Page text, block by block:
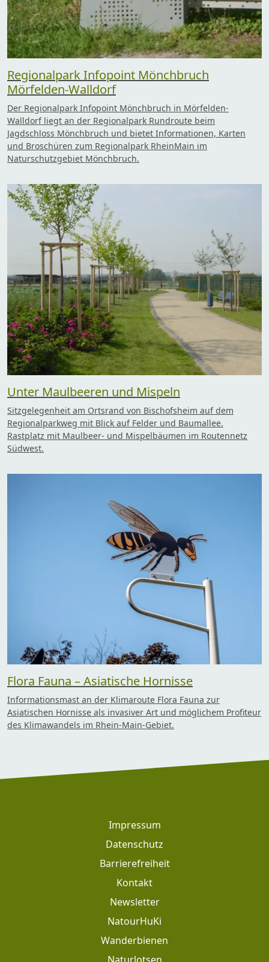
Regionalpark Infopoint Mönchbruch
Mörfelden-Walldorf
Der Regionalpark Infopoint Mönchbruch in Mörfelden-
Walldorf liegt an der Regionalpark Rundroute beim
Jagdschloss Mönchbruch und bietet Informationen, Karten
und Broschüren zum Regionalpark RheinMain im
Naturschutzgebiet Mönchbruch.
Unter Maulbeeren und Mispeln
Sitzgelegenheit am Ortsrand von Bischofsheim auf dem
Regionalparkweg mit Blick auf Felder und Baumallee.
Rastplatz mit Maulbeer- und Mispelbäumen im Routennetz
Südwest.
Flora Fauna – Asiatische Hornisse
Informationsmast an der Klimaroute Flora Fauna zur
Asiatischen Hornisse als invasiver Art und möglichem Profiteur
des Klimawandels im Rhein-Main-Gebiet.
Footer: Meta Navigation
Impressum
Datenschutz
Barrierefreiheit
Kontakt
Newsletter
NatourHuKi
Wanderbienen